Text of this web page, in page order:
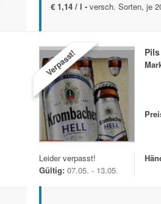
€ 1,14 / l - versch. Sorten, je
Verpasst! Pils
Leider verpasst!
Gültig: 07.05. - 13.05.